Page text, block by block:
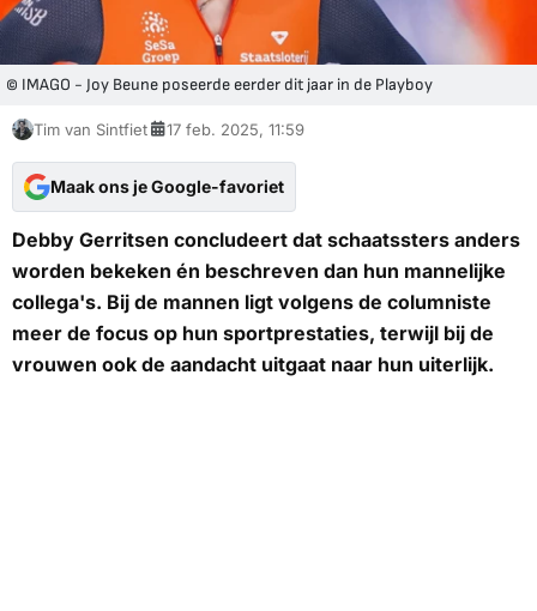
© IMAGO - Joy Beune poseerde eerder dit jaar in de Playboy
Tim van Sintfiet 17 feb. 2025, 11:59
Maak ons je Google-favoriet
Debby Gerritsen concludeert dat schaatssters anders
worden bekeken én beschreven dan hun mannelijke
collega's. Bij de mannen ligt volgens de columniste
meer de focus op hun sportprestaties, terwijl bij de
vrouwen ook de aandacht uitgaat naar hun uiterlijk.